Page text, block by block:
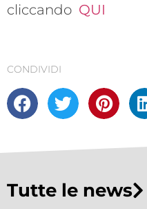
cliccando QUI
CONDIVIDI
Tutte le news